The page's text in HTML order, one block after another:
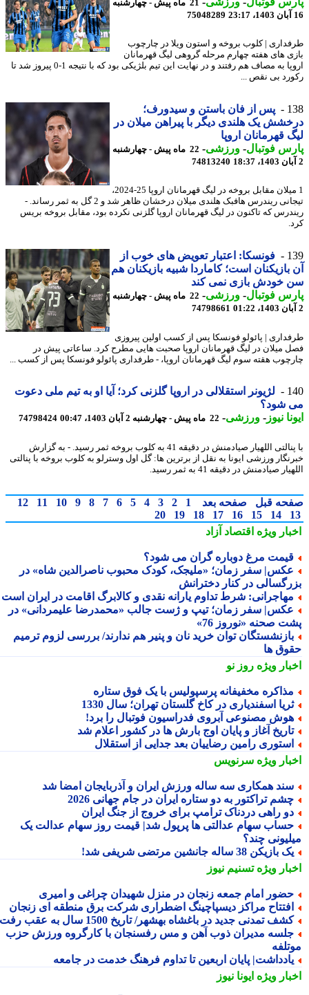
21 ماه پیش - چهارشنبه
75048289
| کلوب بروخه و استون ویلا در چارچوب
های هفته چهارم مرحله گروهی لیگ قهرمانان
اروپا به مصاف هم رفتند و در نهایت این تیم بلژیکی بود که با نتیجه 1-0 پیروز شد تا
بی نقص ...
پس از فان باستن و سیدورف؛
یک هلندی دیگر با پیراهن میلان در
قهرمانان اروپا
فوتبال-ورزشی-
22 ماه پیش - چهارشنبه
74813240
1 میلان مقابل بروخه در لیگ قهرمانان اروپا 25-2024،
تیجانی ریندرس هافبک هلندی میلان درخشان ظاهر شد و 2 گل به ثمر رساند. -
که تاکنون در لیگ قهرمانان اروپا گلزنی نکرده بود، مقابل بروخه بریس
فونسکا: اعتبار تعویض های خوب از
است؛ کاماردا شبیه بازیکنان هم
خودش بازی نمی کند
فوتبال-ورزشی-
22 ماه پیش - چهارشنبه
74798661
| پائولو فونسکا پس از کسب اولین پیروزی
میلان در لیگ قهرمانان اروپا صحبت هایی مطرح کرد. ساعاتی پیش در
هقته سوم لیگ قهرمانان اروپا، - طرفداری پائولو فونسکا پس از کسب ...
لژیونر استقلالی در اروپا گلزنی کرد؛ آیا او به تیم ملی دعوت
شود؟
نیوز-ورزشی-22 ماه پیش - چهارشنبه 2 آبان 1403، 00:47 74798424
با پنالتی اللهیار صیادمنش در دقیقه 41 به کلوب بروخه ثمر رسید. - به گزارش
ورزشی ایونا به نقل از برترین ها: گل اول وسترلو به کلوب بروخه با پنالتی
صیادمنش در دقیقه 41 به ثمر رسید.
قبل صفحه بعد 1
2
3
4
5
6
7
8
9
10
11
12
14
15
16
17
18
19
20
ویژهاقتصاد آزاد
مرغ دوباره گران می شود؟
سفر زمان؛ «ملیجک، کودک محبوب ناصرالدین شاه» در
در کنار دخترانش
شرط تداوم یارانه نقدی و کالابرگ اقامت در ایران است
سفر زمان؛ تیپ و ژست جالب «محمدرضا علیمردانی» در
صحنه «نوروز 76»
توان خرید نان و پنیر هم ندارند/ بررسی لزوم ترمیم
ها
ویژهروز نو
مخفیفانه پرسپولیس با یک فوق ستاره
اسفندیاری در کاخ گلستان تهران؛ سال 1330
مصنوعی آبروی فدراسیون فوتبال را برد!
آغاز و پایان اوج بارش ها در کشور اعلام شد
رامین رضاییان بعد جدایی از استقلال
ویژهسرنویس
همکاری سه ساله ورزش ایران و آذربایجان امضا شد
تراکتور به دو ستاره ایران در جام جهانی 2026
راهی دردناک ترامپ برای خروج از جنگ ایران
سهام عدالتی ها پرپول شد| قیمت روز سهام عدالت یک
چند؟
بازیکن 38 ساله جانشین مرتضی شریفی شد!
ویژهتسنیم نیوز
امام جمعه زنجان در منزل شهیدان چراغی و امیری
مراکز دیسپاچینگ اضطراری شرکت برق منطقه ای زنجان
تمدنی جدید در باغشاه بهشهر/ تاریخ 1500 سال به عقب رفت
مدیران ذوب آهن و مس رفسنجان با کارگروه ورزش حزب
پایان اربعین تا تداوم فرهنگ خدمت در جامعه
ویژهایونا نیوز